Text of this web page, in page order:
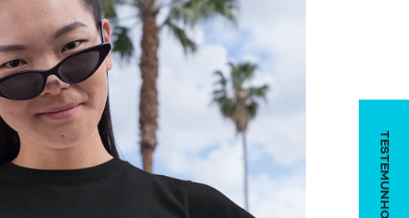
TESTEMUNHOS